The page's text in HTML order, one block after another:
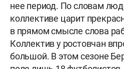
нее период. По словам
коллективе царит
в прямом смысле слова
Коллектив у ростовчан
большой. В этом сезоне